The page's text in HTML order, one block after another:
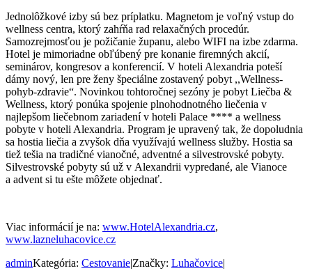
Jednolôžkové izby sú bez príplatku. Magnetom je voľný vstup do
wellness centra, ktorý zahŕňa rad relaxačných procedúr.
Samozrejmosťou je požičanie županu, alebo WIFI na izbe zdarma.
Hotel je mimoriadne obľúbený pre konanie firemných akcií,
seminárov, kongresov a konferencií. V hoteli Alexandria poteší
dámy nový, len pre ženy špeciálne zostavený pobyt ,,Wellness-
pohyb-zdravie“. Novinkou tohtoročnej sezóny je pobyt Liečba &
Wellness, ktorý ponúka spojenie plnohodnotného liečenia v
najlepšom liečebnom zariadení v hoteli Palace **** a wellness
pobyte v hoteli Alexandria. Program je upravený tak, že dopoludnia
sa hostia liečia a zvyšok dňa využívajú wellness služby. Hostia sa
tiež tešia na tradičné vianočné, adventné a silvestrovské pobyty.
Silvestrovské pobyty sú už v Alexandrii vypredané, ale Vianoce
a advent si tu ešte môžete objednať.
Viac informácií je na: www.HotelAlexandria.cz,
www.lazneluhacovice.cz
adminKategória: Cestovanie|Značky: Luhačovice|